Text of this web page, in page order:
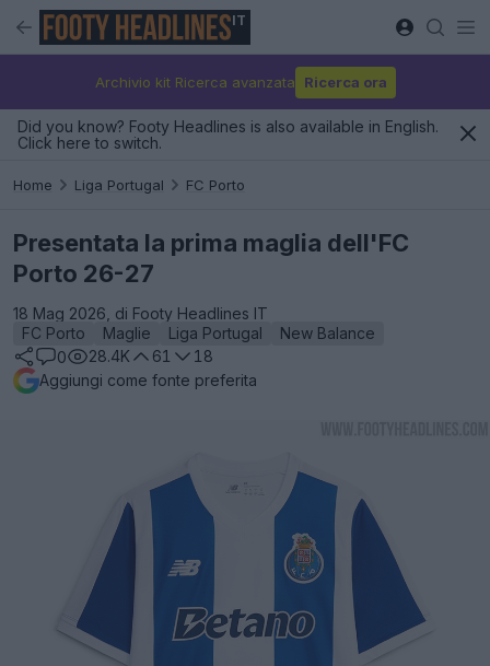
IT
Archivio kit Ricerca avanzata Ricerca ora
Did you know? Footy Headlines is also available in English.
Click here to switch.
Home Liga Portugal FC Porto
Presentata la prima maglia dell'FC
Porto 26-27
18 Mag 2026, di Footy Headlines IT
FC Porto
Maglie Liga Portugal
New Balance
0
28.4K 61
18
Aggiungi come fonte preferita